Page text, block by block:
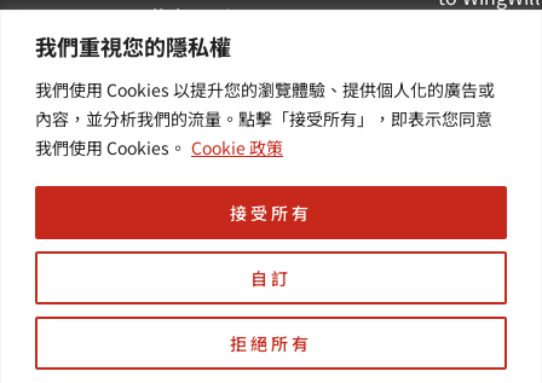
我們重視您的隱私權
我們使用 Cookies 以提升您的瀏覽體驗、提供個人化的廣告或
內容，並分析我們的流量。點擊「接受所有」，即表示您同意
我們使用 Cookies。 Cookie 政策
自訂
拒絕所有
接受所有
Collaboration
Container
Platform
Applications
event and
Copyright © 羽昇國際股份有限公司